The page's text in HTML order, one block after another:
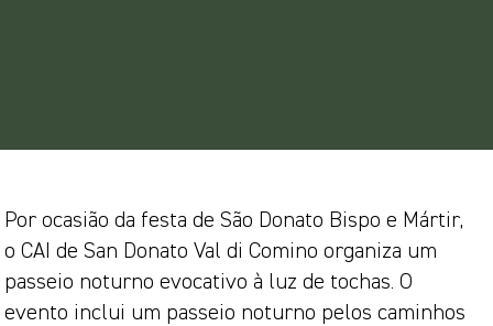
Por ocasião da festa de São Donato Bispo e Mártir,
o CAI de San Donato Val di Comino organiza um
passeio noturno evocativo à luz de tochas. O
evento inclui um passeio noturno pelos caminhos